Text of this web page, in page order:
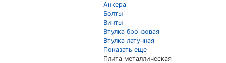
Анкера
Болты
Винты
Втулка бронзовая
Втулка латунная
Показать еще
Плита металлическая